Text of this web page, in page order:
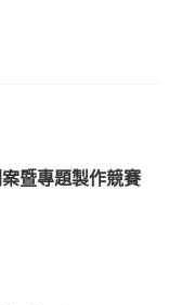
暨專題製作競賽